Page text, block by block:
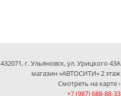
432071, г. Ульяновск, ул. Урицкого 43А
магазин «АВТОСИТИ» 2 этаж
Смотреть на карте ›
+7 (987) 688-88-33